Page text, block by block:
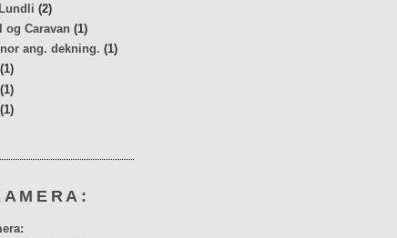
(2)
og Caravan (1)
ang. dekning. (1)
(1)
(1)
(1)